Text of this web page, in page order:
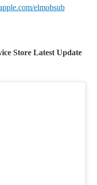
elmobsub
Store Latest Update